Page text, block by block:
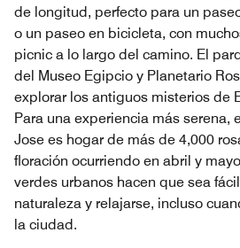
de longitud, perfecto para un
o un paseo en bicicleta, con
picnic a lo largo del camino. El
del Museo Egipcio y Planetario
explorar los antiguos misterios de
Para una experiencia más serena,
Jose es hogar de más de 4,000
floración ocurriendo en abril y
verdes urbanos hacen que sea
naturaleza y relajarse, incluso
la ciudad.